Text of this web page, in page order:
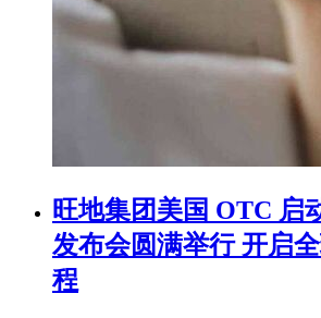
旺地集团美国 OTC 启
发布会圆满举行 开启
程